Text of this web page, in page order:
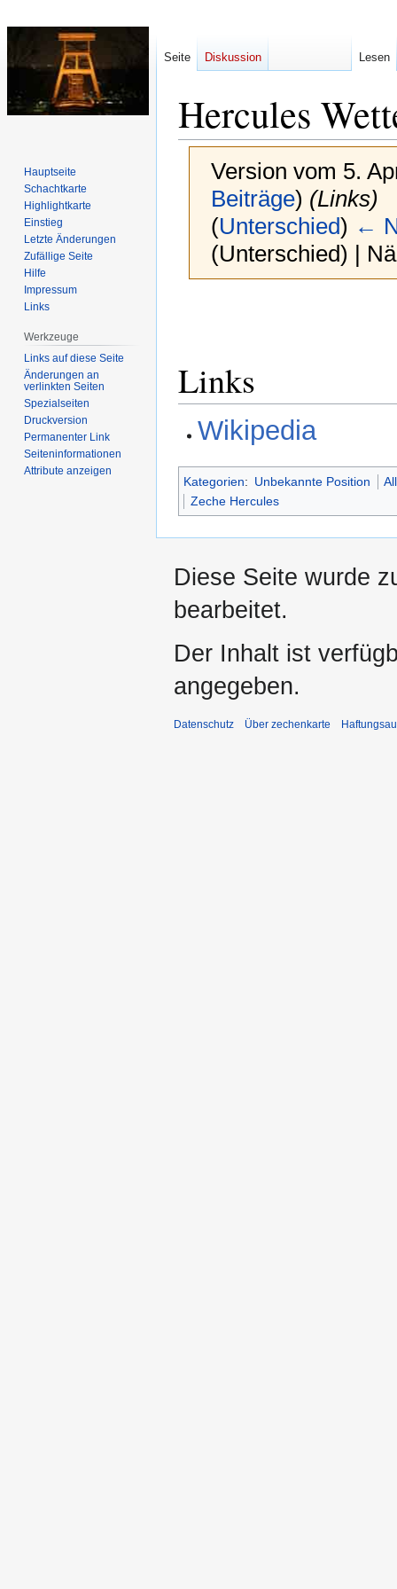
Hercules
Version vom 5.
Beiträge) (Links)
(Unterschied) ←
(Unterschied) |
Links
Wikipedia
Kategorien: Unbekannte Position
Zeche Hercules
Seite Diskussion Lesen
Hauptseite
Schachtkarte
Highlightkarte
Einstieg
Letzte Änderungen
Zufällige Seite
Hilfe
Impressum
Links
Werkzeuge
Links auf diese Seite
Änderungen an
verlinkten Seiten
Spezialseiten
Druckversion
Permanenter Link
Seiten­­informationen
Attribute anzeigen
Diese Seite wurde
bearbeitet.
Der Inhalt ist
angegeben.
Datenschutz Über zechenkarte